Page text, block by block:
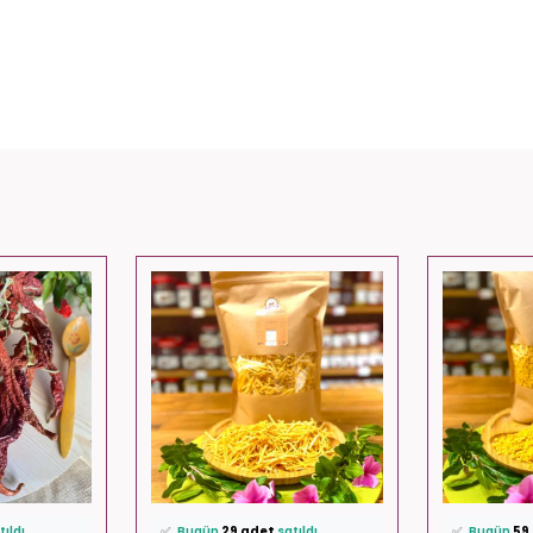
⭐️ Bu ürünü404 kişifavoriledi!
🛒 33 kişisepetine ekledi!
⭐️ Bu ürünü
🛒 66 kişi